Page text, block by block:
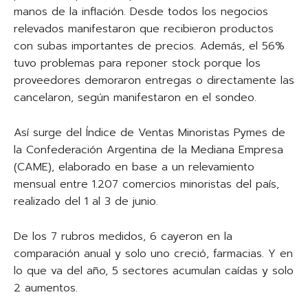
manos de la inflación. Desde todos los negocios
relevados manifestaron que recibieron productos
con subas importantes de precios. Además, el 56%
tuvo problemas para reponer stock porque los
proveedores demoraron entregas o directamente las
cancelaron, según manifestaron en el sondeo.
Así surge del Índice de Ventas Minoristas Pymes de
la Confederación Argentina de la Mediana Empresa
(CAME), elaborado en base a un relevamiento
mensual entre 1.207 comercios minoristas del país,
realizado del 1 al 3 de junio.
De los 7 rubros medidos, 6 cayeron en la
comparación anual y solo uno creció, farmacias. Y en
lo que va del año, 5 sectores acumulan caídas y solo
2 aumentos.